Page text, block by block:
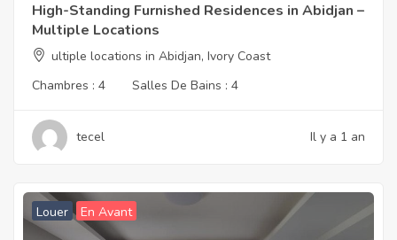
High-Standing Furnished Residences in Abidjan –
Multiple Locations
ultiple locations in Abidjan, Ivory Coast
Chambres : 4 Salles De Bains : 4
tecel Il y a 1 an
Louer En Avant